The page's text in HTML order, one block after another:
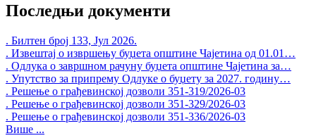
Последњи документи
. Билтен број 133, Јул 2026.
. Извештај о извршењу буџета општине Чајетина од 01.01…
. Одлука о завршном рачуну буџета општине Чајетина за…
. Упутство за припрему Одлуке о буџету за 2027. годину…
. Решење о грађевинској дозволи 351-319/2026-03
. Решење о грађевинској дозволи 351-329/2026-03
. Решење о грађевинској дозволи 351-336/2026-03
Више ...